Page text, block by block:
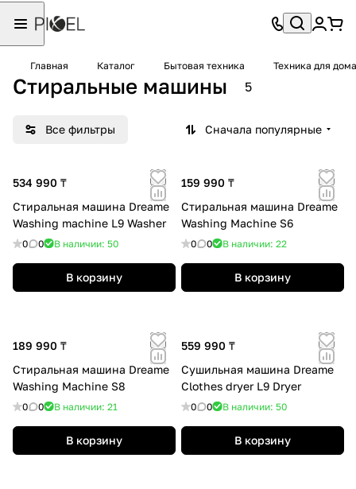
Главная Каталог Бытовая техника Техника для дома
Стиральные машины 5
Все фильтры Сначала популярные
534 990 ₸
Стиральная машина Dreame
Washing machine L9 Washer
0 0 В наличии: 50
В корзину
159 990 ₸
Стиральная машина Dreame
Washing Machine S6
0 0 В наличии: 22
В корзину
189 990 ₸
Стиральная машина Dreame
Washing Machine S8
0 0 В наличии: 21
В корзину
559 990 ₸
Сушильная машина Dreame
Clothes dryer L9 Dryer
0 0 В наличии: 50
В корзину